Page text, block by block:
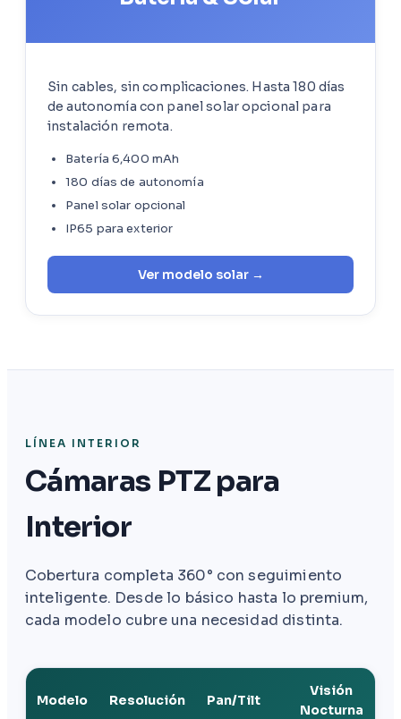
Sin cables, sin complicaciones. Hasta 180 días
de autonomía con panel solar opcional para
instalación remota.
Batería 6,400 mAh
180 días de autonomía
Panel solar opcional
IP65 para exterior
Ver modelo solar →
LÍNEA INTERIOR
Cámaras PTZ para
Interior
Cobertura completa 360° con seguimiento
inteligente. Desde lo básico hasta lo premium,
cada modelo cubre una necesidad distinta.
Modelo Resolución Pan/Tilt
Visión
Nocturna